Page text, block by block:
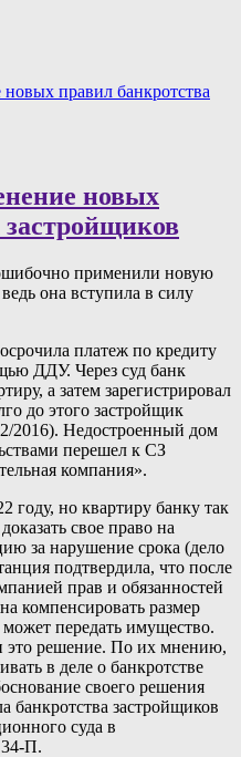
правил банкротства
новых
застройщиков
применили новую
она вступила в силу
платеж по кредиту
ДДУ. Через суд банк
а затем зарегистрировал
до этого застройщик
2016). Недостроенный дом
перешел к СЗ
компания».
году, но квартиру банку так
свое право на
за нарушение срока (дело
подтвердила, что после
прав и обязанностей
компенсировать размер
передать имущество.
это решение. По их мнению,
в деле о банкротстве
своего решения
банкротства застройщиков
суда в
П.